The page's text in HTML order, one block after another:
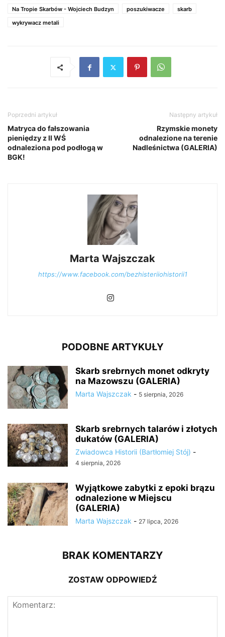
Na Tropie Skarbów - Wojciech Budzyn
poszukiwacze
skarb
wykrywacz metali
Poprzedni artykuł
Matryca do fałszowania
pieniędzy z II WŚ
odnaleziona pod podłogą w
BGK!
Następny artykuł
Rzymskie monety
odnalezione na terenie
Nadleśnictwa (GALERIA)
Marta Wajszczak
https://www.facebook.com/bezhisteriiohistorii1
PODOBNE ARTYKUŁY
Skarb srebrnych monet odkryty
na Mazowszu (GALERIA)
Marta Wajszczak - 5 sierpnia, 2026
Skarb srebrnych talarów i złotych
dukatów (GALERIA)
Zwiadowca Historii (Bartłomiej Stój) -
4 sierpnia, 2026
Wyjątkowe zabytki z epoki brązu
odnalezione w Miejscu
(GALERIA)
Marta Wajszczak - 27 lipca, 2026
BRAK KOMENTARZY
ZOSTAW ODPOWIEDŹ